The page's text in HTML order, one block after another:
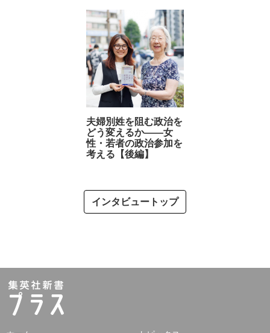
夫婦別姓を阻む政治を
どう変えるか――女
性・若者の政治参加を
考える【後編】
インタビュートップ